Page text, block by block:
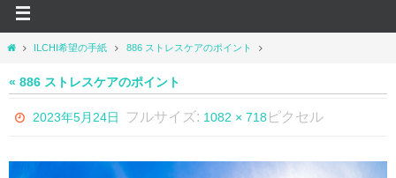
ホ
ム
ILCHI希望の手紙 886 ストレスケアのポイント
« 886 ストレスケアのポイント
2023年5月24日 フルサイズ: 1082 × 718 ピクセル